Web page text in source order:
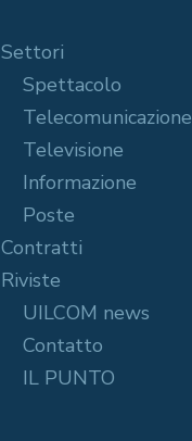
Settori
Spettacolo
Telecomunicazione
Televisione
Informazione
Poste
Contratti
Riviste
UILCOM news
Contatto
IL PUNTO